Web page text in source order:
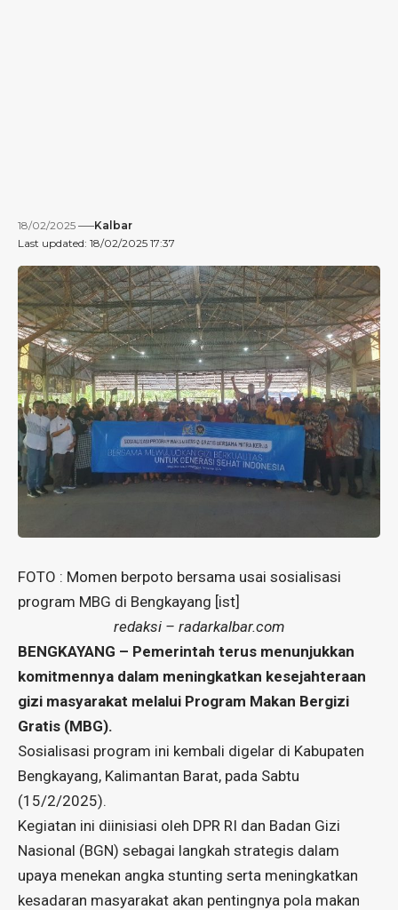
Last updated: 18/02/2025 17:37
18/02/2025 Kalbar
FOTO : Momen berpoto bersama usai sosialisasi
program MBG di Bengkayang [ist]
redaksi – radarkalbar.com
BENGKAYANG – Pemerintah terus menunjukkan
komitmennya dalam meningkatkan kesejahteraan
gizi masyarakat melalui Program Makan Bergizi
Gratis (MBG).
Sosialisasi program ini kembali digelar di Kabupaten
Bengkayang, Kalimantan Barat, pada Sabtu
(15/2/2025).
Kegiatan ini diinisiasi oleh DPR RI dan Badan Gizi
Nasional (BGN) sebagai langkah strategis dalam
upaya menekan angka stunting serta meningkatkan
kesadaran masyarakat akan pentingnya pola makan